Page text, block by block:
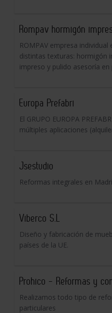
Rompav hormigón
ROMPAV empresa
distintas texturas: hormigón
impreso y pulido asesoría
Europa Prefabri
El GRUPO EUROPA
múltiples aplicaciones
Jsestudio
Reformas integrales en
Viberco S.L
Diseño y fabricación de
países de la UE.
Prohico - Reformas y
Realizamos todo tipo de
particulares